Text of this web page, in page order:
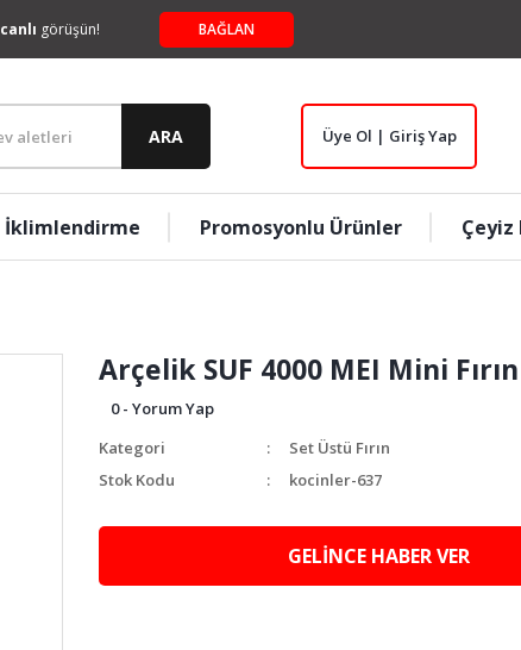
canlı görüşün! BAĞLAN
ARA Üye Ol | Giriş Yap
İklimlendirme Promosyonlu Ürünler
Arçelik SUF 4000 MEI Mini Fırın
0 - Yorum Yap
Kategori
Set Üstü Fırın
Stok Kodu
kocinler-637
GELİNCE HABER VER